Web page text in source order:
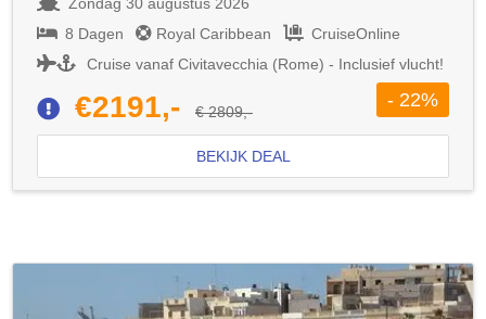
8 Dagen
Royal Caribbean
CruiseOnline
Cruise vanaf Civitavecchia (Rome) - Inclusief vlucht!
€2191,- € 2809,-
- 22%
BEKIJK DEAL